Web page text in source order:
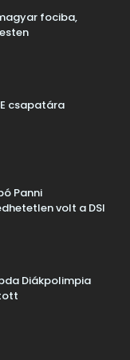
fociba,
csapatára
Panni
volt a DSI
Diákpolimpia